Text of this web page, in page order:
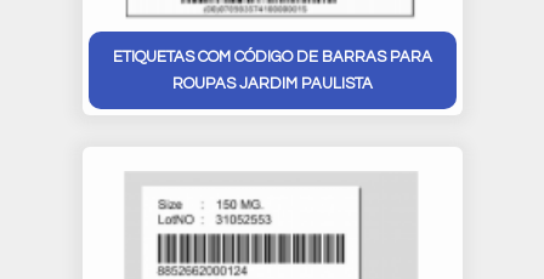
ETIQUETAS COM CÓDIGO DE BARRAS PARA
ROUPAS JARDIM PAULISTA